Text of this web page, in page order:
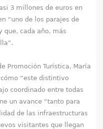
3 millones de euros en
“uno de los parajes de
que, cada año, más
Promoción Turística, María
“este distintivo
coordinado entre todas
un avance “tanto para
de las infraestructuras
visitantes que llegan